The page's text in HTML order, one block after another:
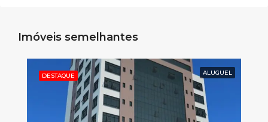
Imóveis semelhantes
DESTAQUE ALUGUEL